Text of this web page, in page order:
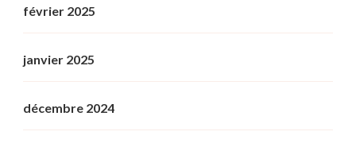
février 2025
janvier 2025
décembre 2024